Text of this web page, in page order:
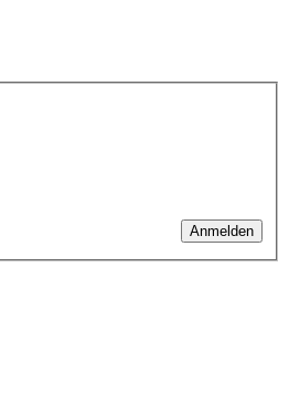
Anmelden